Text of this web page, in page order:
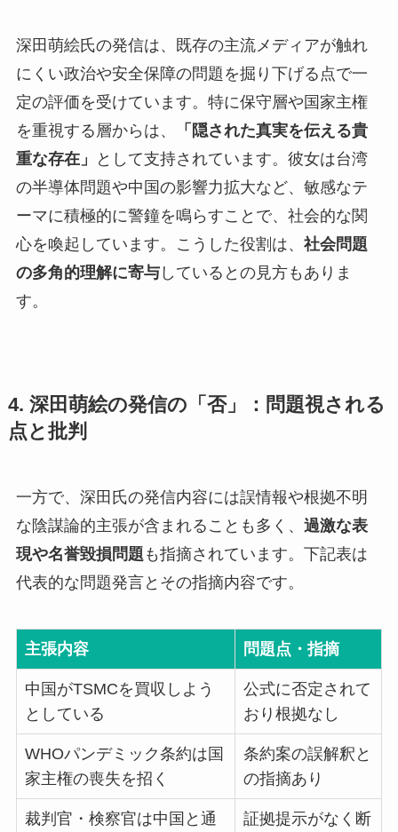
深田萌絵氏の発信は、既存の主流メディアが触れ
にくい政治や安全保障の問題を掘り下げる点で一
定の評価を受けています。特に保守層や国家主権
を重視する層からは、
「隠された真実を伝える貴
重な存在」
として支持されています。彼女は台湾
の半導体問題や中国の影響力拡大など、敏感なテ
ーマに積極的に警鐘を鳴らすことで、社会的な関
心を喚起しています。こうした役割は、 社会問題
の多角的理解に寄与しているとの見方もありま
す。
4. 深田萌絵の発信の「否」：問題視される
点と批判
一方で、深田氏の発信内容には誤情報や根拠不明
な陰謀論的主張が含まれることも多く、 過激な表
現や名誉毀損問題 も指摘されています。下記表は
代表的な問題発言とその指摘内容です。
主張内容 問題点・指摘
中国がTSMCを買収しよう
としている
公式に否定されて
おり根拠なし
WHOパンデミック条約は国
家主権の喪失を招く
条約案の誤解釈と
の指摘あり
裁判官・検察官は中国と通
証拠提示がなく断